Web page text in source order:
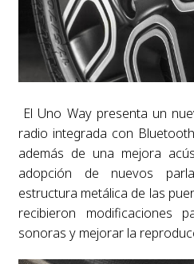
El Uno Way presenta un
radio integrada con
además de una mejora
adopción de nuevos
estructura metálica de las
recibieron modificaciones
sonoras y mejorar la